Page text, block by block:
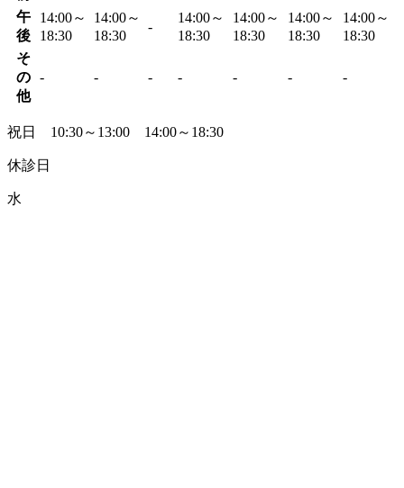
午
後
14:00～
18:30
14:00～
18:30
-
14:00～
18:30
14:00～
18:30
14:00～
18:30
14:00～
18:30
そ
の
他
- - - - - - -
祝日 10:30～13:00 14:00～18:30
休診日
水